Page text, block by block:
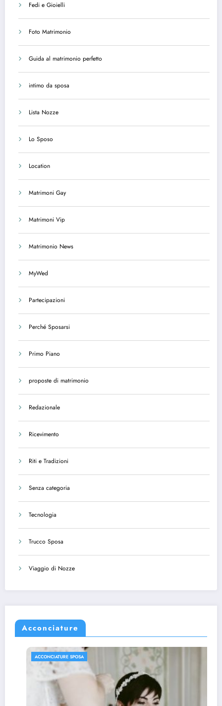
Fedi e Gioielli
Foto Matrimonio
Guida al matrimonio perfetto
intimo da sposa
Lista Nozze
Lo Sposo
Location
Matrimoni Gay
Matrimoni Vip
Matrimonio News
MyWed
Partecipazioni
Perché Sposarsi
Primo Piano
proposte di matrimonio
Redazionale
Ricevimento
Riti e Tradizioni
Senza categoria
Tecnologia
Trucco Sposa
Viaggio di Nozze
Acconciature
ACCONCIATURE SPOSA